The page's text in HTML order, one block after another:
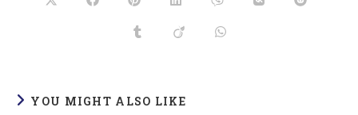
YOU MIGHT ALSO LIKE